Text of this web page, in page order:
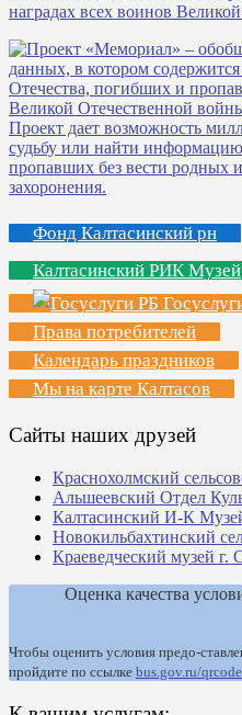
Фонд Калтасинский рн
Калтасинский РИК Музей
Права потребителей
Календарь праздников
Мы на карте Калтасов
Сайты наших друзей
Краснохолмский
Альшеевский Отдел
Калтасинский И-К
Новокильбахтинский
Краеведческий музей г.
Оценка качества
Чтобы оценить условия предо-
пройдите по ссылке bus.gov.ru/